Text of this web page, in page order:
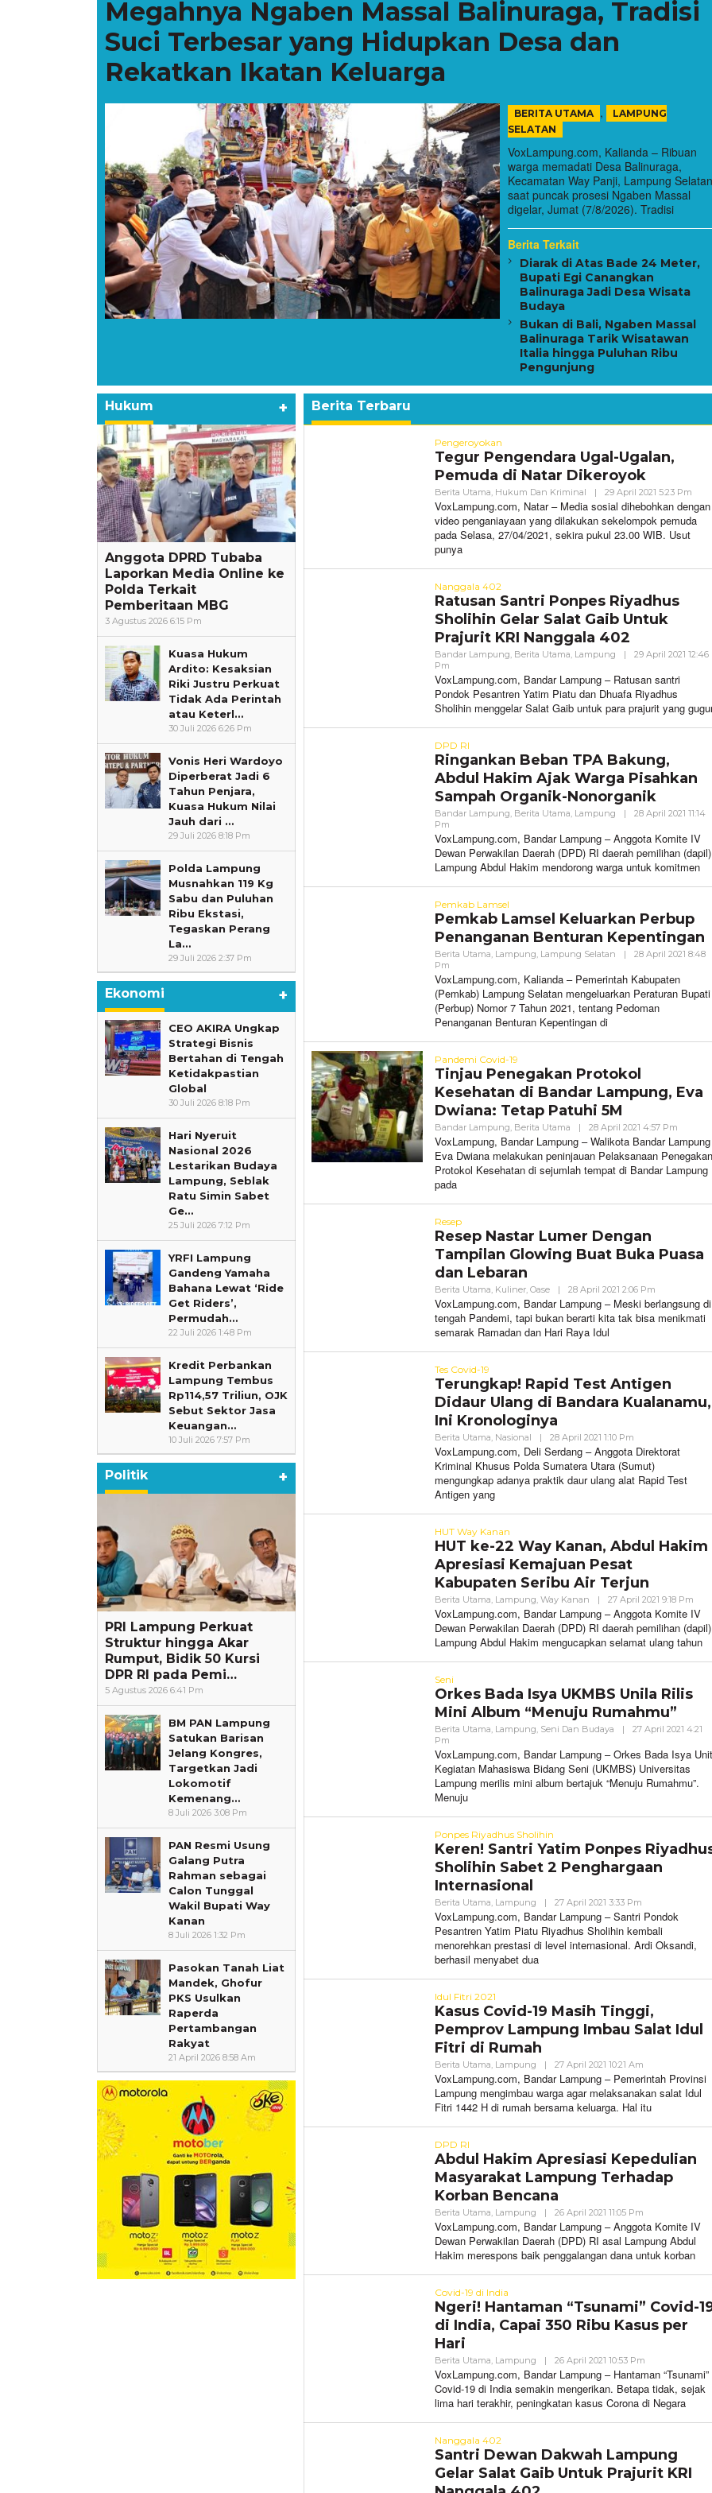
Megahnya Ngaben Massal Balinuraga, Tradisi
Suci Terbesar yang Hidupkan Desa dan
Rekatkan Ikatan Keluarga
BERITA UTAMA ,
LAMPUNG
SELATAN
VoxLampung.com, Kalianda – Ribuan
warga memadati Desa Balinuraga,
Kecamatan Way Panji, Lampung
saat puncak prosesi Ngaben Massal
digelar, Jumat (7/8/2026). Tradisi
Berita Terkait
Diarak di Atas Bade 24 Meter,
Bupati Egi Canangkan
Balinuraga Jadi Desa Wisata
Budaya
Bukan di Bali, Ngaben Massal
Balinuraga Tarik Wisatawan
Italia hingga Puluhan Ribu
Pengunjung
Hukum +
Anggota DPRD Tubaba
Laporkan Media Online ke
Polda Terkait
Pemberitaan MBG
3 Agustus 2026 6:15 Pm
Kuasa Hukum
Ardito: Kesaksian
Riki Justru Perkuat
Tidak Ada Perintah
atau Keterl…
30 Juli 2026 6:26 Pm
Vonis Heri Wardoyo
Diperberat Jadi 6
Tahun Penjara,
Kuasa Hukum Nilai
Jauh dari …
29 Juli 2026 8:18 Pm
Polda Lampung
Musnahkan 119 Kg
Sabu dan Puluhan
Ribu Ekstasi,
Tegaskan Perang
La…
29 Juli 2026 2:37 Pm
Ekonomi +
CEO AKIRA Ungkap
Strategi Bisnis
Bertahan di Tengah
Ketidakpastian
Global
30 Juli 2026 8:18 Pm
Hari Nyeruit
Nasional 2026
Lestarikan Budaya
Lampung, Seblak
Ratu Simin Sabet
Ge…
25 Juli 2026 7:12 Pm
YRFI Lampung
Gandeng Yamaha
Bahana Lewat ‘Ride
Get Riders’,
Permudah…
22 Juli 2026 1:48 Pm
Kredit Perbankan
Lampung Tembus
Rp114,57 Triliun, OJK
Sebut Sektor Jasa
Keuangan…
10 Juli 2026 7:57 Pm
Politik +
PRI Lampung Perkuat
Struktur hingga Akar
Rumput, Bidik 50 Kursi
DPR RI pada Pemi…
5 Agustus 2026 6:41 Pm
BM PAN Lampung
Satukan Barisan
Jelang Kongres,
Targetkan Jadi
Lokomotif
Kemenang…
8 Juli 2026 3:08 Pm
PAN Resmi Usung
Galang Putra
Rahman sebagai
Calon Tunggal
Wakil Bupati Way
Kanan
8 Juli 2026 1:32 Pm
Pasokan Tanah Liat
Mandek, Ghofur
PKS Usulkan
Raperda
Pertambangan
Rakyat
21 April 2026 8:58 Am
Berita Terbaru
VoxLampung
Pengeroyokan
Tegur Pengendara Ugal-Ugalan,
Pemuda di Natar Dikeroyok
Berita Utama Hukum Dan Kriminal | 29 April 2021 5:23 Pm
VoxLampung.com, Natar – Media sosial dihebohkan dengan
video penganiayaan yang dilakukan sekelompok pemuda
pada Selasa, 27/04/2021, sekira pukul 23.00 WIB. Usut
punya
Nanggala 402
Ratusan Santri Ponpes Riyadhus
Sholihin Gelar Salat Gaib Untuk
Prajurit KRI Nanggala 402
Bandar Lampung Berita Utama Lampung |
29 April 2021 12:46
Pm
VoxLampung
VoxLampung.com, Bandar Lampung – Ratusan santri
Pondok Pesantren Yatim Piatu dan Dhuafa Riyadhus
Sholihin menggelar Salat Gaib untuk para prajurit yang
DPD RI
Ringankan Beban TPA Bakung,
Abdul Hakim Ajak Warga Pisahkan
Sampah Organik-Nonorganik
Bandar Lampung Berita Utama Lampung |
28 April 2021 11:14
Pm
VoxLampung
VoxLampung.com, Bandar Lampung – Anggota Komite IV
Dewan Perwakilan Daerah (DPD) RI daerah pemilihan (dapil)
Lampung Abdul Hakim mendorong warga untuk komitmen
Pemkab Lamsel
Pemkab Lamsel Keluarkan Perbup
Penanganan Benturan Kepentingan
Berita Utama Lampung Lampung Selatan |
28 April 2021 8:48
Pm
VoxLampung
VoxLampung.com, Kalianda – Pemerintah Kabupaten
(Pemkab) Lampung Selatan mengeluarkan Peraturan Bupati
(Perbup) Nomor 7 Tahun 2021, tentang Pedoman
Penanganan Benturan Kepentingan di
Pandemi Covid-19
Tinjau Penegakan Protokol
Kesehatan di Bandar Lampung, Eva
Dwiana: Tetap Patuhi 5M
Bandar Lampung Berita Utama | 28 April 2021 4:57 Pm
VoxLampung, Bandar Lampung – Walikota Bandar Lampung
Eva Dwiana melakukan peninjauan Pelaksanaan Penegakan
Protokol Kesehatan di sejumlah tempat di Bandar Lampung
pada
Resep
Resep Nastar Lumer Dengan
Tampilan Glowing Buat Buka Puasa
dan Lebaran
Berita Utama Kuliner Oase | 28 April 2021 2:06 Pm
VoxLampung
VoxLampung.com, Bandar Lampung – Meski berlangsung di
tengah Pandemi, tapi bukan berarti kita tak bisa menikmati
semarak Ramadan dan Hari Raya Idul
Tes Covid-19
Terungkap! Rapid Test Antigen
Didaur Ulang di Bandara Kualanamu,
Ini Kronologinya
Berita Utama Nasional | 28 April 2021 1:10 Pm
VoxLampung
VoxLampung.com, Deli Serdang – Anggota Direktorat
Kriminal Khusus Polda Sumatera Utara (Sumut)
mengungkap adanya praktik daur ulang alat Rapid Test
Antigen yang
HUT Way Kanan
HUT ke-22 Way Kanan, Abdul Hakim
Apresiasi Kemajuan Pesat
Kabupaten Seribu Air Terjun
Berita Utama Lampung Way Kanan | 27 April 2021 9:18 Pm
VoxLampung.com, Bandar Lampung – Anggota Komite IV
Dewan Perwakilan Daerah (DPD) RI daerah pemilihan (dapil)
Lampung Abdul Hakim mengucapkan selamat ulang tahun
Seni
Orkes Bada Isya UKMBS Unila Rilis
Mini Album “Menuju Rumahmu”
Berita Utama Lampung Seni Dan Budaya |
27 April 2021 4:21
Pm
VoxLampung
VoxLampung.com, Bandar Lampung – Orkes Bada Isya Unit
Kegiatan Mahasiswa Bidang Seni (UKMBS) Universitas
Lampung merilis mini album bertajuk “Menuju Rumahmu”.
Menuju
Ponpes Riyadhus Sholihin
Keren! Santri Yatim Ponpes
Sholihin Sabet 2 Penghargaan
Internasional
Berita Utama Lampung | 27 April 2021 3:33 Pm
VoxLampung
VoxLampung.com, Bandar Lampung – Santri Pondok
Pesantren Yatim Piatu Riyadhus Sholihin kembali
menorehkan prestasi di level internasional. Ardi Oksandi,
berhasil menyabet dua
Idul Fitri 2021
Kasus Covid-19 Masih Tinggi,
Pemprov Lampung Imbau Salat Idul
Fitri di Rumah
Berita Utama Lampung | 27 April 2021 10:21 Am
VoxLampung
VoxLampung.com, Bandar Lampung – Pemerintah Provinsi
Lampung mengimbau warga agar melaksanakan salat Idul
Fitri 1442 H di rumah bersama keluarga. Hal itu
DPD RI
Abdul Hakim Apresiasi Kepedulian
Masyarakat Lampung Terhadap
Korban Bencana
Berita Utama Lampung | 26 April 2021 11:05 Pm
VoxLampung
VoxLampung.com, Bandar Lampung – Anggota Komite IV
Dewan Perwakilan Daerah (DPD) RI asal Lampung Abdul
Hakim merespons baik penggalangan dana untuk korban
Covid-19 di India
Ngeri! Hantaman “Tsunami” Covid-
di India, Capai 350 Ribu Kasus per
Hari
Berita Utama Lampung | 26 April 2021 10:53 Pm
VoxLampung
VoxLampung.com, Bandar Lampung – Hantaman “Tsunami”
Covid-19 di India semakin mengerikan. Betapa tidak, sejak
lima hari terakhir, peningkatan kasus Corona di Negara
Nanggala 402
Santri Dewan Dakwah Lampung
Gelar Salat Gaib Untuk Prajurit KRI